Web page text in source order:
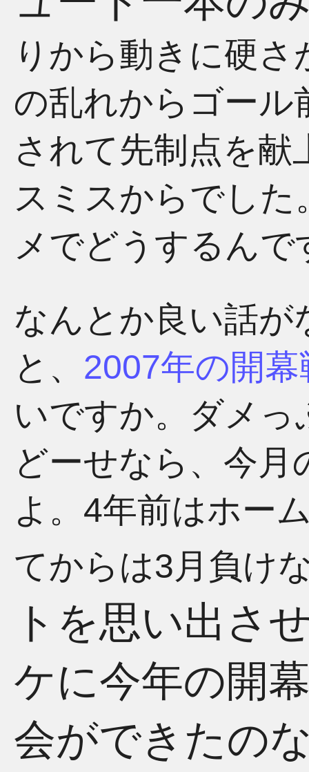
りから動きに硬
の乱れからゴール
されて先制点を献
スミスからでし
メでどうするんで
なんとか良い話が
と、 2007年の開幕
いですか。ダメ
どーせなら、今
よ。4年前はホー
てからは3月負け
トを思い出さ
ケに今年の開
会ができたの